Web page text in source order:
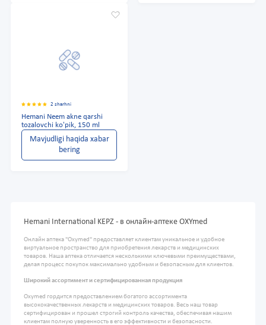
2 sharhni
Hemani Neem akne qarshi
tozalovchi ko'pik, 150 ml
Mavjudligi haqida xabar
bering
Hemani International KEPZ - в онлайн-аптеке OXYmed
Онлайн аптека "Oxymed" предоставляет клиентам уникальное и удобное
виртуальное пространство для приобретения лекарств и медицинских
товаров. Наша аптека отличается несколькими ключевыми преимуществами,
делая процесс покупок максимально удобным и безопасным для клиентов.
Широкий ассортимент и сертифицированная продукция
Oxymed гордится предоставлением богатого ассортимента
высококачественных лекарств и медицинских товаров. Весь наш товар
сертифицирован и прошел строгий контроль качества, обеспечивая нашим
клиентам полную уверенность в его эффективности и безопасности.